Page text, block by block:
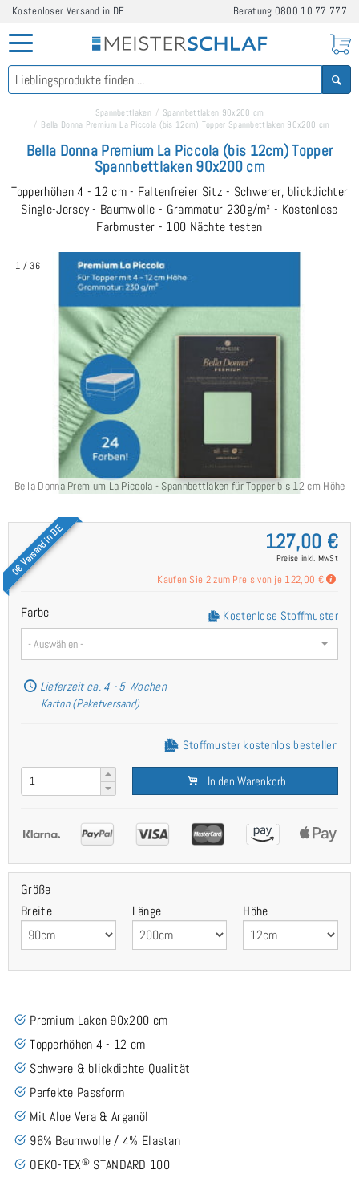
Kostenloser Versand in DE Beratung 0800 10 77 777
Spannbettlaken
Spannbettlaken 90x200 cm
Bella Donna Premium La Piccola (bis 12cm) Topper Spannbettlaken 90x200 cm
Bella Donna Premium La Piccola (bis 12cm) Topper
Spannbettlaken 90x200 cm
Topperhöhen 4 - 12 cm - Faltenfreier Sitz - Schwerer, blickdichter
Single-Jersey - Baumwolle - Grammatur 230g/m² - Kostenlose
Farbmuster - 100 Nächte testen
Bella Donna Premium La Piccola - Spannbettlaken für Topper bis 12 cm Höhe
1 / 36
0€ Versand in DE 127,00 €
Preise inkl. MwSt
Kaufen Sie 2 zum Preis von je 122,00 €
Farbe Kostenlose Stoffmuster
- Auswählen -
Lieferzeit ca. 4 - 5 Wochen
Karton (Paketversand)
Stoffmuster kostenlos bestellen
In den Warenkorb
Größe
Breite
Länge Höhe
Premium Laken 90x200 cm
Topperhöhen 4 - 12 cm
Schwere & blickdichte Qualität
Perfekte Passform
Mit Aloe Vera & Arganöl
96% Baumwolle / 4% Elastan
OEKO-TEX® STANDARD 100